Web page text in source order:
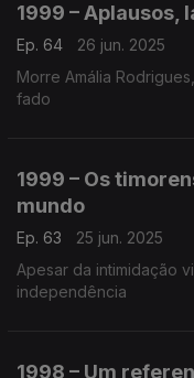
1999 – Aplausos,
Ep. 64
26 jun. 2025
Morre Amália
fado
1999 – Os
mundo
Ep. 63
25 jun. 2025
Apesar da intimidação
independência
1998 – Um